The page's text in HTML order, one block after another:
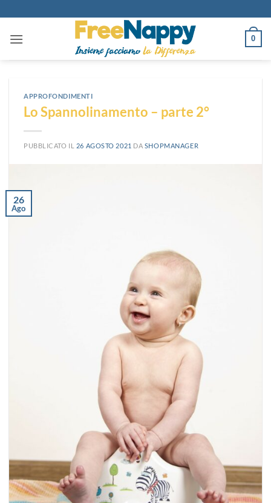
contenuti
0
APPROFONDIMENTI
Lo Spannolinamento – parte 2°
PUBBLICATO IL 26 AGOSTO 2021 DA SHOPMANAGER
26
Ago